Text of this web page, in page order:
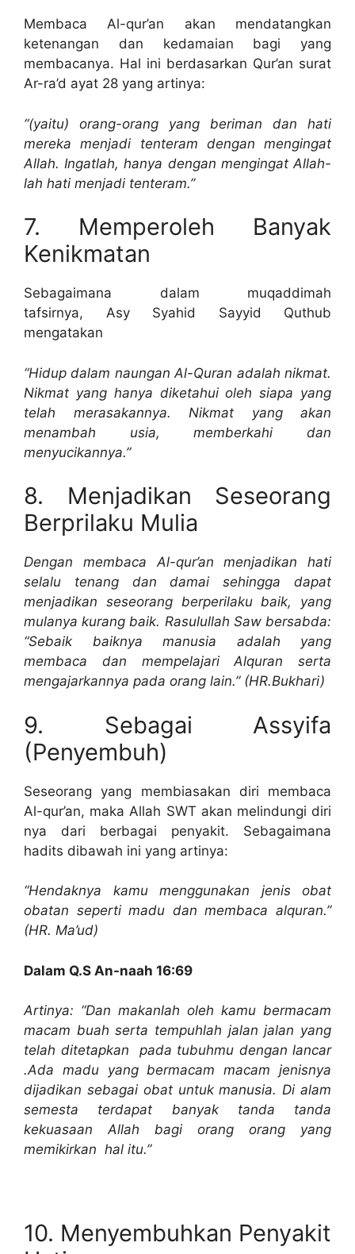
Membaca Al-qur’an akan mendatangkan
ketenangan dan kedamaian bagi yang
membacanya. Hal ini berdasarkan Qur’an surat
Ar-ra’d ayat 28 yang artinya:
“(yaitu) orang-orang yang beriman dan hati
mereka menjadi tenteram dengan mengingat
Allah. Ingatlah, hanya dengan mengingat Allah-
lah hati menjadi tenteram.”
7. Memperoleh Banyak
Kenikmatan
Sebagaimana dalam muqaddimah
tafsirnya, Asy Syahid Sayyid Quthub
mengatakan
“Hidup dalam naungan Al-Quran adalah nikmat.
Nikmat yang hanya diketahui oleh siapa yang
telah merasakannya. Nikmat yang akan
menambah usia, memberkahi dan
menyucikannya.”
8. Menjadikan Seseorang
Berprilaku Mulia
Dengan membaca Al-qur’an menjadikan hati
selalu tenang dan damai sehingga dapat
menjadikan seseorang berperilaku baik, yang
mulanya kurang baik. Rasulullah Saw bersabda:
“Sebaik baiknya manusia adalah yang
membaca dan mempelajari Alquran serta
mengajarkannya pada orang lain.” (HR.Bukhari)
9. Sebagai Assyifa
(Penyembuh)
Seseorang yang membiasakan diri membaca
Al-qur’an, maka Allah SWT akan melindungi diri
nya dari berbagai penyakit. Sebagaimana
hadits dibawah ini yang artinya:
“Hendaknya kamu menggunakan jenis obat
obatan seperti madu dan membaca alquran.”
(HR. Ma’ud)
Dalam Q.S An-naah 16:69
Artinya: “Dan makanlah oleh kamu bermacam
macam buah serta tempuhlah jalan jalan yang
telah ditetapkan pada tubuhmu dengan lancar
.Ada madu yang bermacam macam jenisnya
dijadikan sebagai obat untuk manusia. Di alam
semesta terdapat banyak tanda tanda
kekuasaan Allah bagi orang orang yang
memikirkan hal itu.”
10. Menyembuhkan Penyakit